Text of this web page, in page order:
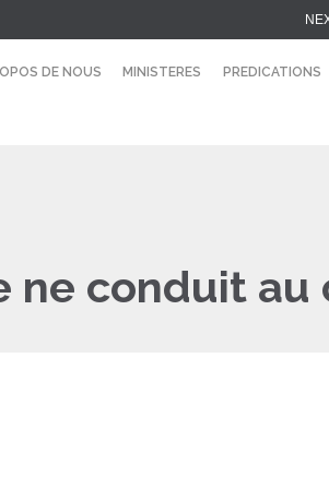
DE NOUS MINISTERES PREDICATIONS
ne conduit